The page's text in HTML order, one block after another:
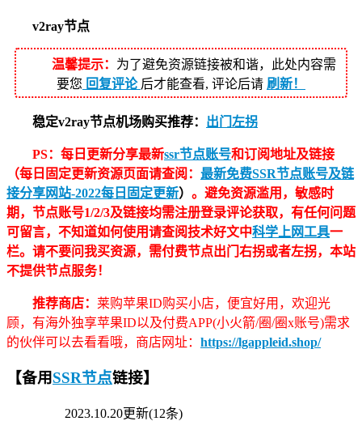
v2ray节点
温馨提示： 为了避免资源链接被和谐，此处内容需
要您 回复评论 后才能查看, 评论后请 刷新！
稳定v2ray节点机场购买推荐： 出门左拐
PS：每日更新分享最新ssr节点账号和订阅地址及链接
（每日固定更新资源页面请查阅： 最新免费SSR节点账号及链
接分享网站-2022每日固定更新） 。避免资源滥用，敏感时
期，节点账号1/2/3及链接均需注册登录评论获取，有任何问题
可留言，不知道如何使用请查阅技术好文中科学上网工具一
栏。请不要问我买资源，需付费节点出门右拐或者左拐，本站
不提供节点服务！
推荐商店： 莱购苹果ID购买小店，便宜好用，欢迎光
顾，有海外独享苹果ID以及付费APP(小火箭/圈/圈x账号)需求
的伙伴可以去看看哦，商店网址： https://lgappleid.shop/
【备用SSR节点链接】
2023.10.20更新(12条)